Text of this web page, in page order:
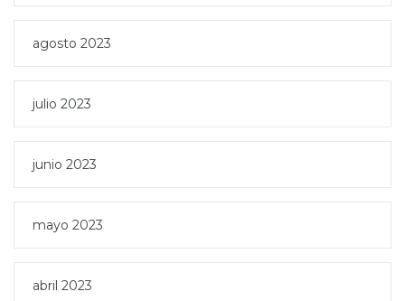
agosto 2023
julio 2023
junio 2023
mayo 2023
abril 2023